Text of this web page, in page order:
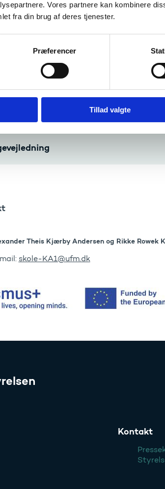
Vores partnere kan kombinere
fra din brug af deres tjenester.
Præferencer
Tillad valgte
programguiden for Erasmus+
din organisation i ORS
til din ansøgning
ansøgningsskema
Theis Kjærby Andersen og Rikke Rowek
skole-KA1@ufm.dk
Kontakt